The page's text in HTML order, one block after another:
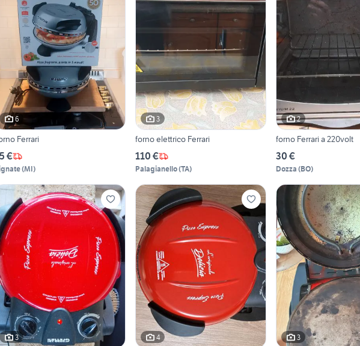
6
Ferrari
€
(MI)
3
forno elettrico Ferrari
110 €
Palagianello(TA)
2
forno Ferrari a 220volt
30 €
Dozza (BO)
3 4 3